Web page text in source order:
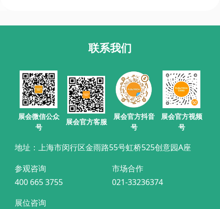
联系我们
展会微信公众
号
展会官方客服
展会官方抖音
号
展会官方视频
号
地址：上海市闵行区金雨路55号虹桥525创意园A座
参观咨询
400 665 3755
市场合作
021-33236374
展位咨询